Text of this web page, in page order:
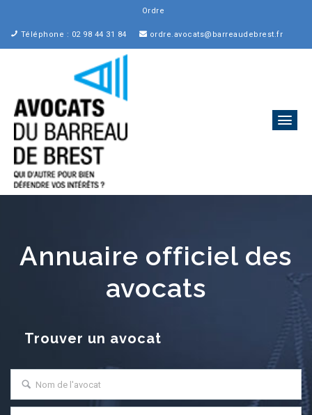
Ordre des Avocats au Ba
Téléphone : 02 98 44 31 84 ordre.avocats@barreaudebrest.fr
Annuaire officiel des
avocats
Trouver un avocat